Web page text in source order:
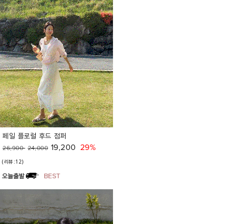
페일 플로럴 후드 점퍼
26,900 24,000 19,200 29%
(리뷰:12)